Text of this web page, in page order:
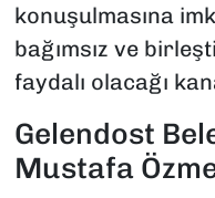
konuşulmasına
bağımsız ve
faydalı olacağı
Gelendost
Mustafa